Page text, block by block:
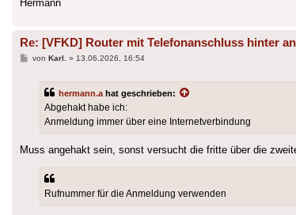
Hermann
Re: [VFKD] Router mit Telefonanschluss hinter
Beitrag
von Karl. » 13.06.2026, 16:54
hermann.a hat geschrieben:
Abgehakt habe ich:
Anmeldung immer über eine Internetverbindung
Muss angehakt sein, sonst versucht die fritte über die
Rufnummer für die Anmeldung verwenden